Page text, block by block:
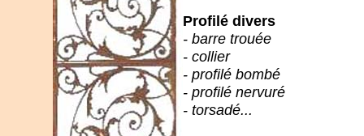
Profilé divers
- barre trouée
- collier
- profilé bombé
- profilé nervuré
- torsadé...